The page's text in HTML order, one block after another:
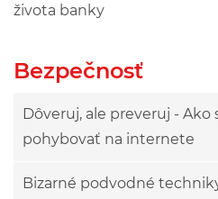
života banky
Bezpečnosť
Dôveruj, ale preveruj - Ako
pohybovať na internete
Bizarné podvodné